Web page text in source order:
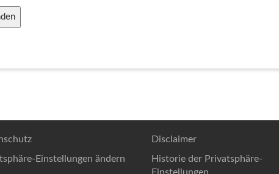
Einstellungen ändern
Disclaimer
Historie der Privatsphäre-